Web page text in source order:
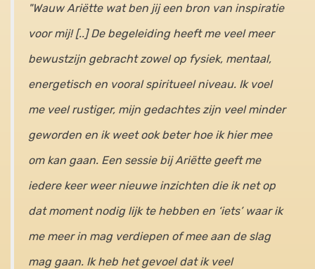
"Wauw Ariëtte wat ben jij een bron van inspiratie
voor mij! [..] De begeleiding heeft me veel meer
bewustzijn gebracht zowel op fysiek, mentaal,
energetisch en vooral spiritueel niveau. Ik voel
me veel rustiger, mijn gedachtes zijn veel minder
geworden en ik weet ook beter hoe ik hier mee
om kan gaan. Een sessie bij Ariëtte geeft me
iedere keer weer nieuwe inzichten die ik net op
dat moment nodig lijk te hebben en ‘iets’ waar ik
me meer in mag verdiepen of mee aan de slag
mag gaan. Ik heb het gevoel dat ik veel